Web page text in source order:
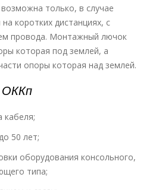
только, в случае
коротких дистанциях, с
провода. Монтажный лючок
которая под землей, а
опоры которая над землей.
кабеля;
50 лет;
оборудования консольного,
типа;